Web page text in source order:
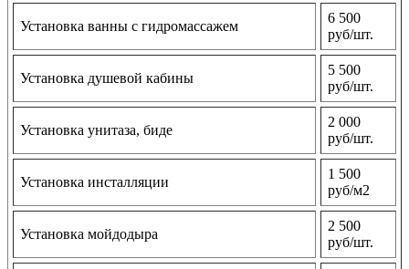
Установка ванны с гидромассажем
6 500
руб/шт.
Установка душевой кабины
5 500
руб/шт.
Установка унитаза, биде
2 000
руб/шт.
Установка инсталляции
1 500
руб/м2
Установка мойдодыра
2 500
руб/шт.